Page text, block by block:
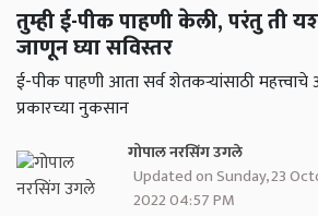
तुम्ही ई-पीक पाहणी केली, परंतु ती
जाणून घ्या सविस्तर
ई-पीक पाहणी आता सर्व शेतकऱ्यांसाठी
प्रकारच्या नुकसान
गोपाल नरसिंग उगले
Updated on Sunday, 23
2022 04:57 PM